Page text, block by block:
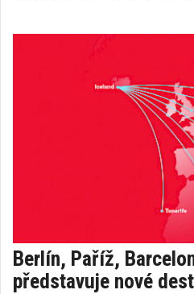
Berlín, Paříž,
představuje nové